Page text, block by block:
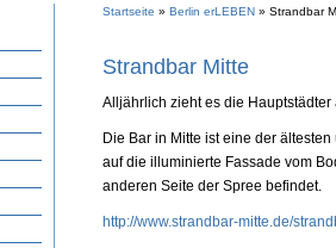
Startseite » Berlin erLEBEN» Strandbar
Strandbar Mitte
Alljährlich zieht es die
Die Bar in Mitte ist eine der
auf die illuminierte Fassade vom
anderen Seite der Spree befindet.
http://www.strandbar-mitte.de/